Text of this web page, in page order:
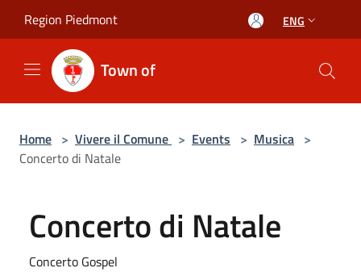
Region Piedmont ENG
Town of
Home > Vivere il Comune > Events > Musica >
Concerto di Natale
Concerto di Natale
Concerto Gospel